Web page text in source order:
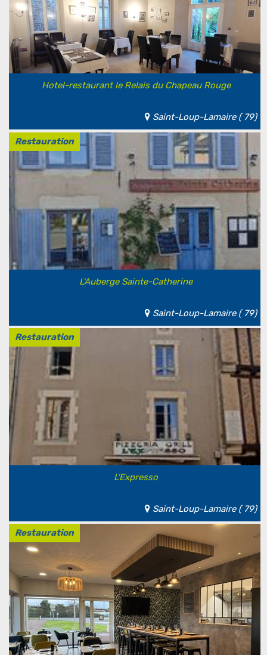
Hotel-restaurant le Relais du Chapeau Rouge
Saint-Loup-Lamaire ( 79)
Restauration
L'Auberge Sainte-Catherine
Saint-Loup-Lamaire ( 79)
Restauration
L'Expresso
Saint-Loup-Lamaire ( 79)
Restauration